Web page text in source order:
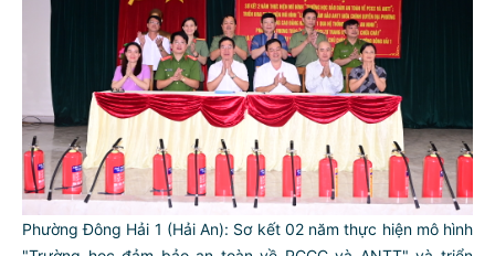
Phường Đông Hải 1 (Hải An): Sơ kết 02 năm thực hiện mô hình